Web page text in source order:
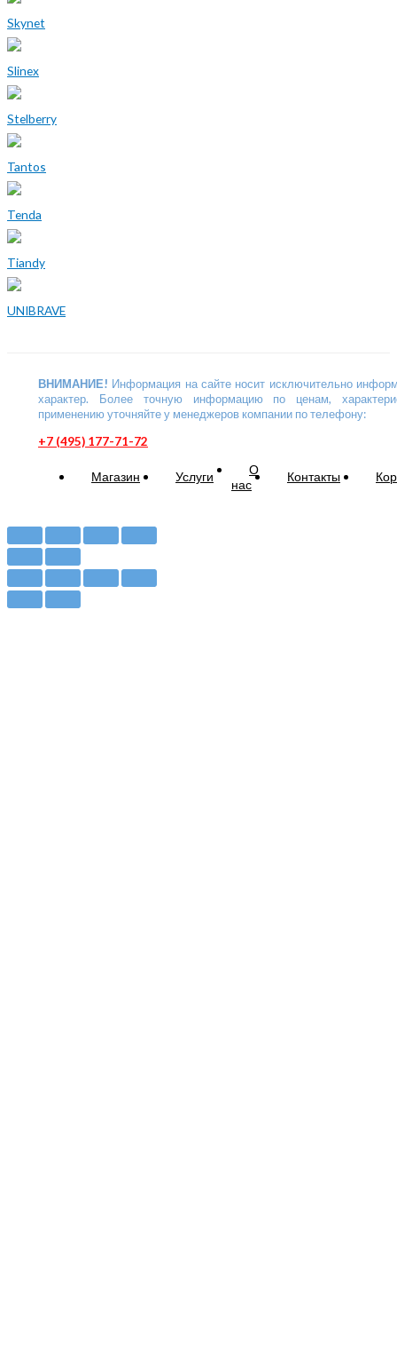
Skynet
Slinex
Stelberry
Tantos
Tenda
Tiandy
UNIBRAVE
ВНИМАНИЕ! Информация на сайте носит исключительно
характер. Более точную информацию по ценам,
применению уточняйте у менеджеров компании по телефону:
+7 (495) 177-71-72
Магазин Услуги
О
нас
Контакты